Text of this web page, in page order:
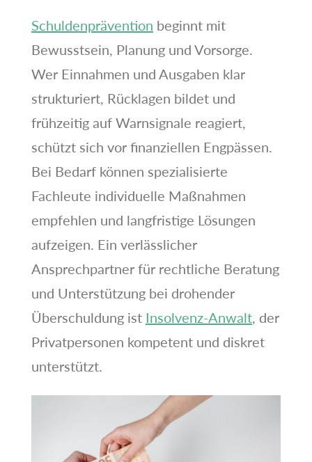
Schuldenprävention beginnt mit
Bewusstsein, Planung und Vorsorge.
Wer Einnahmen und Ausgaben klar
strukturiert, Rücklagen bildet und
frühzeitig auf Warnsignale reagiert,
schützt sich vor finanziellen Engpässen.
Bei Bedarf können spezialisierte
Fachleute individuelle Maßnahmen
empfehlen und langfristige Lösungen
aufzeigen. Ein verlässlicher
Ansprechpartner für rechtliche Beratung
und Unterstützung bei drohender
Überschuldung ist Insolvenz-Anwalt, der
Privatpersonen kompetent und diskret
unterstützt.